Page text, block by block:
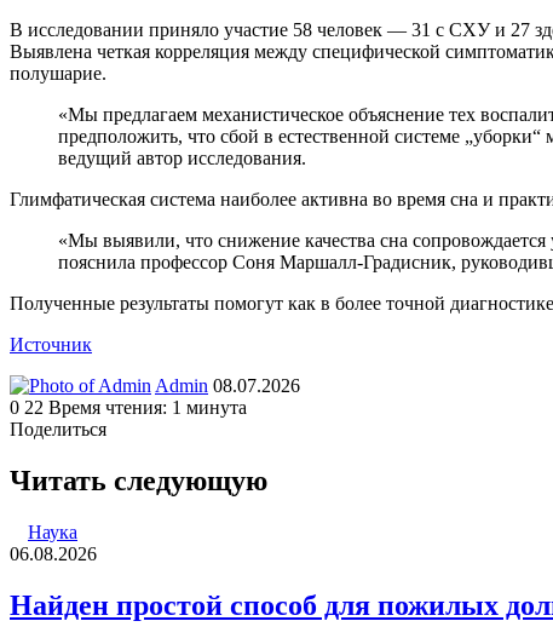
В исследовании приняло участие 58 человек — 31 с СХУ и 27
Выявлена четкая корреляция между специфической
полушарие.
«Мы предлагаем механистическое объяснение тех
предположить, что сбой в естественной системе
ведущий автор исследования.
Глимфатическая система наиболее активна во время сна и
«Мы выявили, что снижение качества сна
пояснила профессор Соня Маршалл-Градисник,
Полученные результаты помогут как в более точной
Источник
Admin Send
an
08.07.2026
0 22 Время чтения: 1 минута
Поделиться
через
электронную
Читать следующую
Наука
06.08.2026
Найден простой способ для пожилых